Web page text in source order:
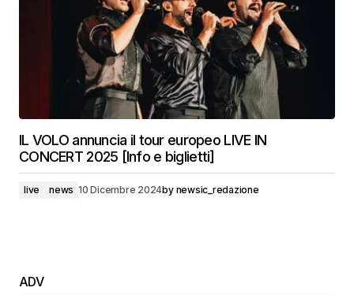
IL VOLO annuncia il tour europeo LIVE IN
CONCERT 2025 [Info e biglietti]
live news 10 Dicembre 2024by newsic_redazione
ADV